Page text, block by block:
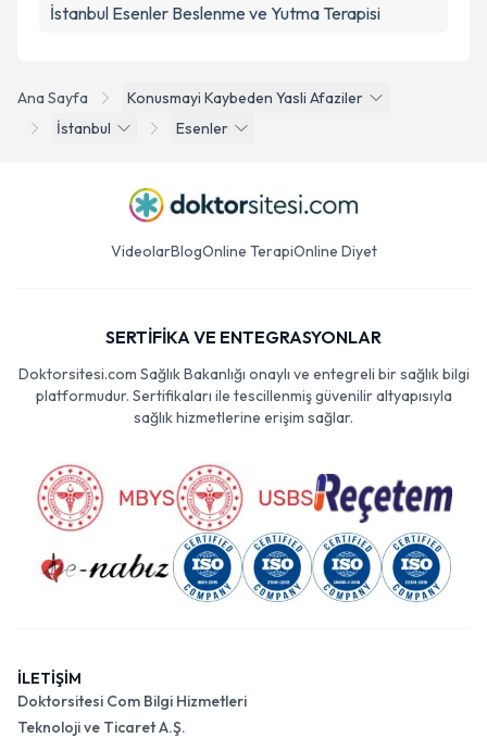
Ana Sayfa
Konusmayi Kaybeden Yasli Afaziler
İstanbul
Esenler
İstanbul Esenler Beslenme ve Yutma Terapisi
VideolarBlogOnline TerapiOnline Diyet
SERTİFİKA VE ENTEGRASYONLAR
Doktorsitesi.com Sağlık Bakanlığı onaylı ve entegreli bir sağlık bilgi
platformudur. Sertifikaları ile tescillenmiş güvenilir altyapısıyla
sağlık hizmetlerine erişim sağlar.
İLETİŞİM
Doktorsitesi Com Bilgi Hizmetleri
Teknoloji ve Ticaret A.Ş.